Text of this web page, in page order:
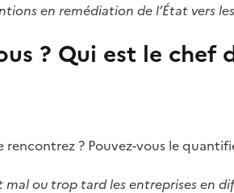
en remédiation de l’État vers
? Qui est le
? Pouvez-vous le
ou trop tard les entreprises en